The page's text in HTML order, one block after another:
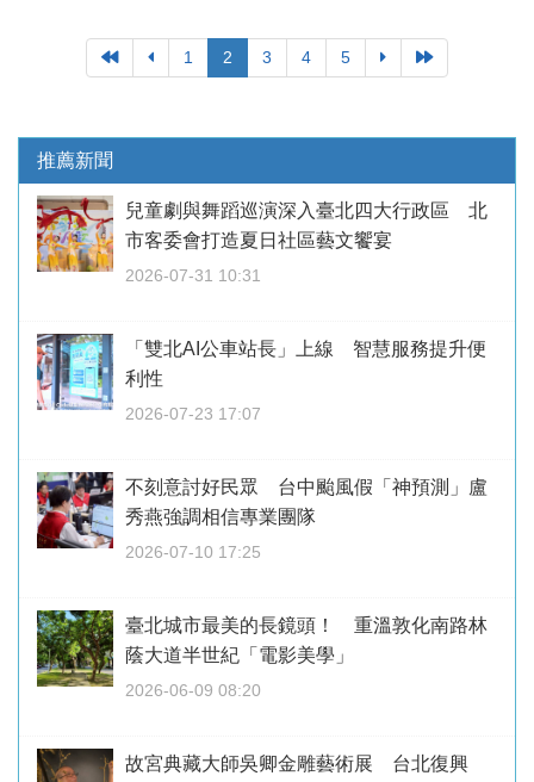
1 2 3 4 5
推薦新聞
兒童劇與舞蹈巡演深入臺北四大行政區 北
市客委會打造夏日社區藝文饗宴
2026-07-31 10:31
「雙北AI公車站長」上線 智慧服務提升便
利性
2026-07-23 17:07
不刻意討好民眾 台中颱風假「神預測」盧
秀燕強調相信專業團隊
2026-07-10 17:25
臺北城市最美的長鏡頭！ 重溫敦化南路林
蔭大道半世紀「電影美學」
2026-06-09 08:20
故宮典藏大師吳卿金雕藝術展 台北復興